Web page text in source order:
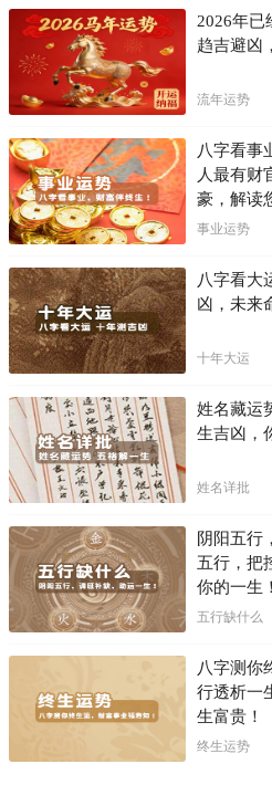
2026年已
趋吉避凶
流年运势
八字看事
人最有财
豪，解读
困局！！
事业运势
八字看大
凶，未来
十年大运
姓名藏运
生吉凶，
姓名详批
阴阳五行
五行，把
你的一生！
五行缺什么
八字测你
行透析一
生富贵！
终生运势